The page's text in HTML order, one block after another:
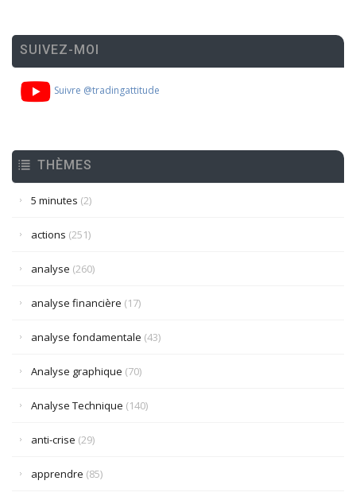
SUIVEZ-MOI
Suivre @tradingattitude
THÈMES
5 minutes (2)
actions (251)
analyse (260)
analyse financière (17)
analyse fondamentale (43)
Analyse graphique (70)
Analyse Technique (140)
anti-crise (29)
apprendre (85)